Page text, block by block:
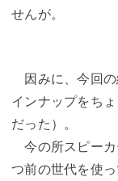
せんが。
因みに、今回
インナップをち
だった）。
今の所スピーカ
つ前の世代を使